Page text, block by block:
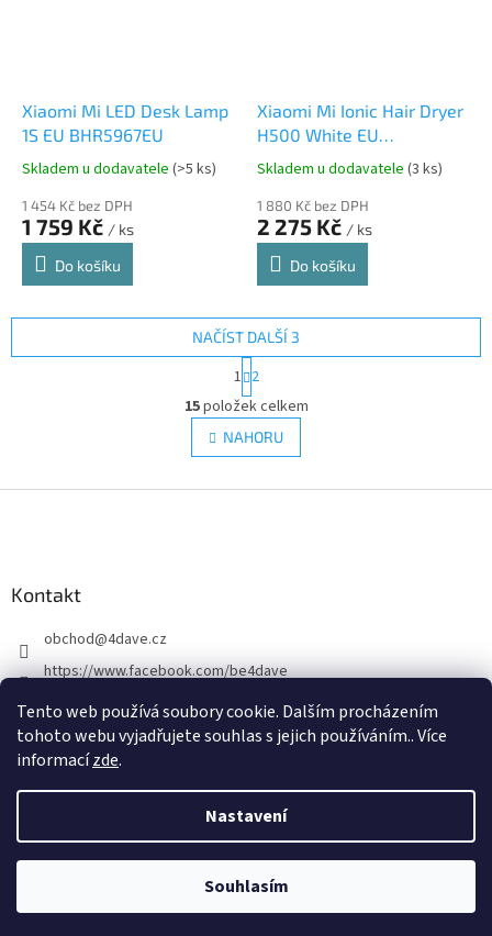
Tento web používá soubory cookie. Dalším procházením
tohoto webu vyjadřujete souhlas s jejich používáním.. Více
informacízde.
Nastavení
Souhlasím
Xiaomi Mi LED Desk Lamp
1S EU BHR5967EU
Skladem u dodavatele (>5 ks)
1 454 Kč bez DPH
1 759 Kč / ks
Do košíku
Xiaomi Mi Ionic Hair Dryer
H500 White EU
BHR5851EU
Skladem u dodavatele (3 ks)
1 880 Kč bez DPH
2 275 Kč / ks
Do košíku
O
v
l
á
v
p
i
NAČÍST DALŠÍ 3
S
t
r
á
n
k
v
1 2
15položek celkem
NAHORU
Kontakt
obchod@4dave.cz
https://www.facebook.com/be4dave
4DAVE.cz
Vytvořil Shoptet Premium
www.4DAVE.cz. Všechna práva vyhrazena.